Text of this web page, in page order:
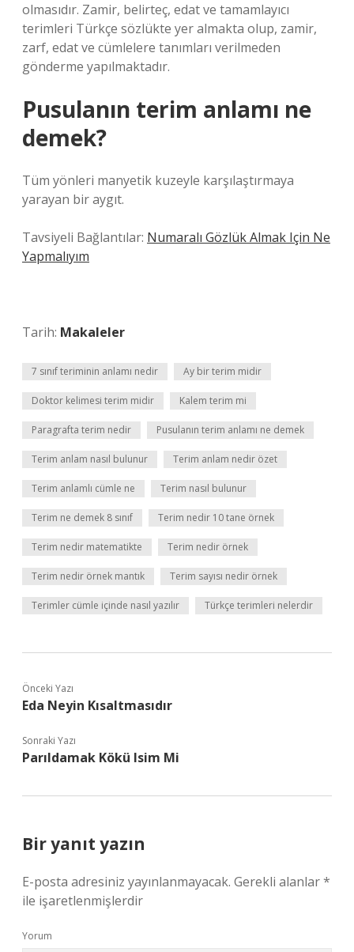
olmasıdır. Zamir, belirteç, edat ve tamamlayıcı
terimleri Türkçe sözlükte yer almakta olup, zamir,
zarf, edat ve cümlelere tanımları verilmeden
gönderme yapılmaktadır.
Pusulanın terim anlamı ne
demek?
Tüm yönleri manyetik kuzeyle karşılaştırmaya
yarayan bir aygıt.
Tavsiyeli Bağlantılar: Numaralı Gözlük Almak Için Ne
Yapmalıyım
Tarih: Makaleler
7 sınıf teriminin anlamı nedir Ay bir terim midir
Doktor kelimesi terim midir Kalem terim mi
Paragrafta terim nedir Pusulanın terim anlamı ne demek
Terim anlam nasıl bulunur Terim anlam nedir özet
Terim anlamlı cümle ne Terim nasıl bulunur
Terim ne demek 8 sınıf Terim nedir 10 tane örnek
Terim nedir matematikte Terim nedir örnek
Terim nedir örnek mantık Terim sayısı nedir örnek
Terimler cümle içinde nasıl yazılır Türkçe terimleri nelerdir
Önceki Yazı
Eda Neyin Kısaltmasıdır
Sonraki Yazı
Parıldamak Kökü Isim Mi
Bir yanıt yazın
E-posta adresiniz yayınlanmayacak. Gerekli alanlar*
ile işaretlenmişlerdir
Yorum